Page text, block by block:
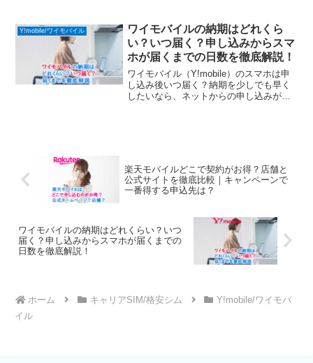
Y!mobile/ワイモバイル
ワイモバイルの納期はどれくら
い？いつ届く？申し込みからスマ
ホが届くまでの日数を徹底解説！
ワイモバイル（Y!mobile）のスマホは申
し込み後いつ届く？納期を少しでも早く
したいなら、ネットからの申し込みがお
楽天モバイルどこで契約がお得？店舗と
公式サイトを徹底比較｜キャンペーンで
一番得する申込先は？
ワイモバイルの納期はどれくらい？いつ
届く？申し込みからスマホが届くまでの
日数を徹底解説！
ホーム キャリアSIM/格安シム
Y!mobile/ワイモバ
イル